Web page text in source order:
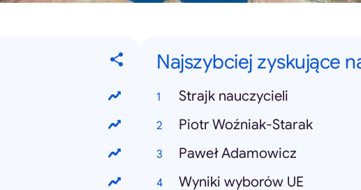
Najszybciej zyskujące
Strajk nauczycieli
Piotr Woźniak-Starak
Paweł Adamowicz
Wyniki wyborów UE